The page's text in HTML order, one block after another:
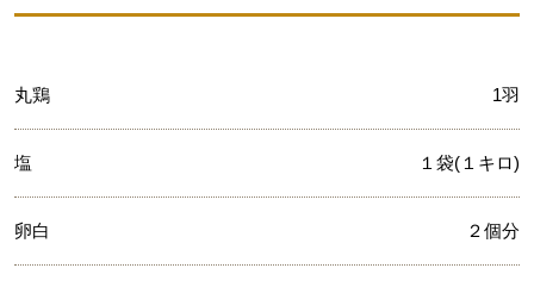
丸鶏 1羽
塩 １袋(１キロ)
卵白 ２個分